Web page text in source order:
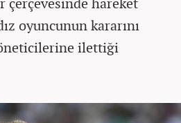
oyuncunun kararını
ilettiği